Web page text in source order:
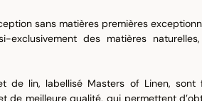
sans matières premières
exclusivement des matières
de lin, labellisé Masters of Linen, sont
de meilleure qualité, qui permettent